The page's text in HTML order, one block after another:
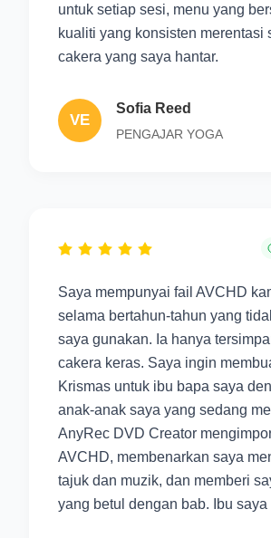
untuk setiap sesi, menu yang
kualiti yang konsisten merentasi
cakera yang saya hantar.
VE
Sofia Reed
PENGAJAR YOGA
Saya mempunyai fail AVCHD
selama bertahun-tahun yang
saya gunakan. Ia hanya
cakera keras. Saya ingin
Krismas untuk ibu bapa saya
anak-anak saya yang sedang
AnyRec DVD Creator
AVCHD, membenarkan saya
tajuk dan muzik, dan memberi
yang betul dengan bab. Ibu saya